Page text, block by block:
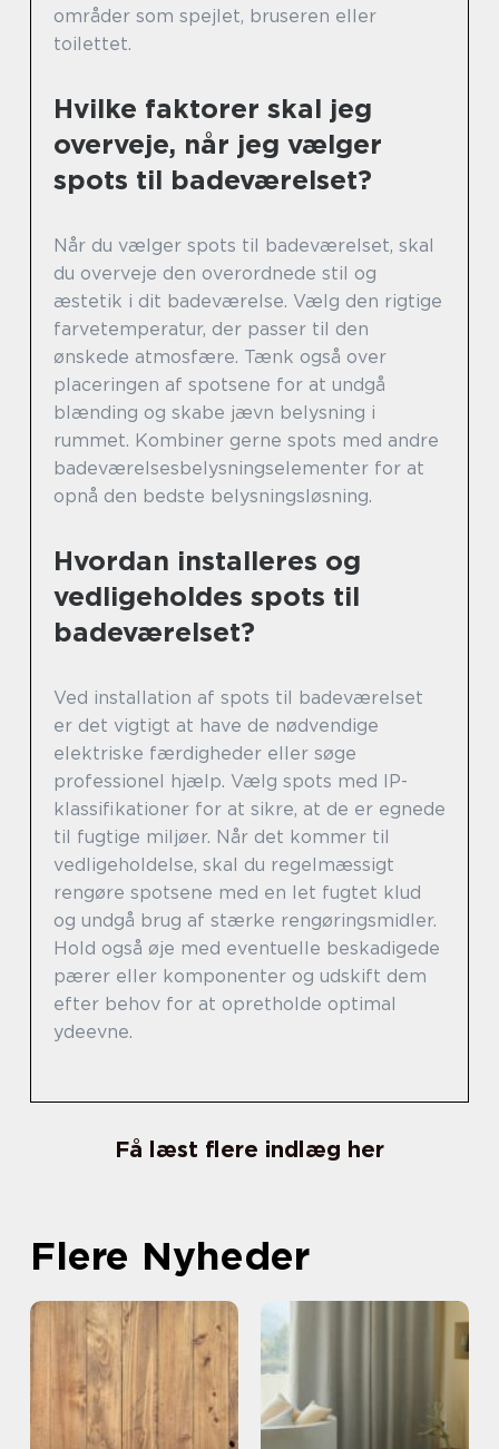
områder som spejlet, bruseren eller
toilettet.
Hvilke faktorer skal jeg
overveje, når jeg vælger
spots til badeværelset?
Når du vælger spots til badeværelset, skal
du overveje den overordnede stil og
æstetik i dit badeværelse. Vælg den rigtige
farvetemperatur, der passer til den
ønskede atmosfære. Tænk også over
placeringen af spotsene for at undgå
blænding og skabe jævn belysning i
rummet. Kombiner gerne spots med andre
badeværelsesbelysningselementer for at
opnå den bedste belysningsløsning.
Hvordan installeres og
vedligeholdes spots til
badeværelset?
Ved installation af spots til badeværelset
er det vigtigt at have de nødvendige
elektriske færdigheder eller søge
professionel hjælp. Vælg spots med IP-
klassifikationer for at sikre, at de er egnede
til fugtige miljøer. Når det kommer til
vedligeholdelse, skal du regelmæssigt
rengøre spotsene med en let fugtet klud
og undgå brug af stærke rengøringsmidler.
Hold også øje med eventuelle beskadigede
pærer eller komponenter og udskift dem
efter behov for at opretholde optimal
ydeevne.
Få læst flere indlæg her
Flere Nyheder